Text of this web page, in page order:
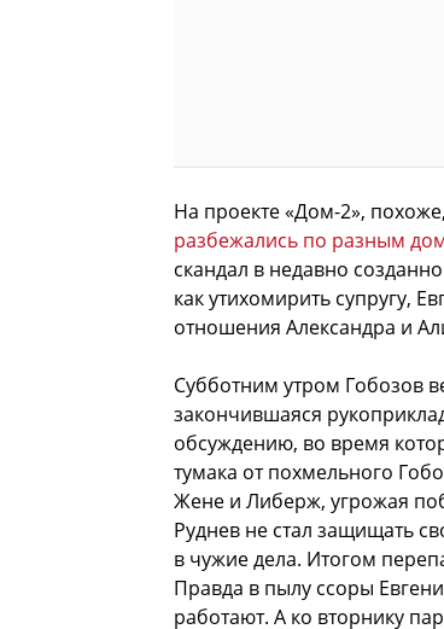
На проекте «Дом-2»,
разбежались по разным
скандал в недавно
как утихомирить супругу,
отношения Александра и
Субботним утром Гобозов
закончившаяся
обсуждению, во время
тумака от похмельного
Жене и Либерж, угрожая
Руднев не стал защищать
в чужие дела. Итогом
Правда в пылу ссоры
работают. А ко вторнику